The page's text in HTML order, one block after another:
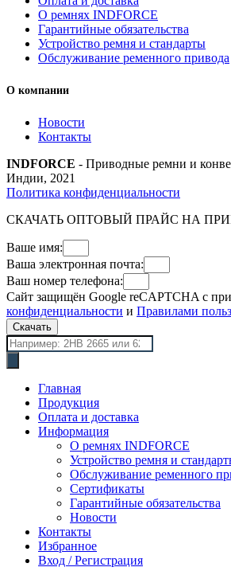
О ремнях INDFORCE
Гарантийные обязательства
Устройство ремня и стандарты
Обслуживание ременного привода
О компании
Новости
Контакты
INDFORCE - Приводные ремни и
Индии, 2021
Политика конфиденциальности
СКАЧАТЬ ОПТОВЫЙ ПРАЙС НА
Ваше имя:
Ваша электронная почта:
Ваш номер телефона:
Сайт защищён Google reCAPTCHA с
конфиденциальности и Правилами
Скачать
Поиск
товаров
Главная
Продукция
Оплата и доставка
Информация
О ремнях INDFORCE
Устройство ремня и
Обслуживание ременного
Сертификаты
Гарантийные обязательства
Новости
Контакты
Избранное
Вход / Регистрация